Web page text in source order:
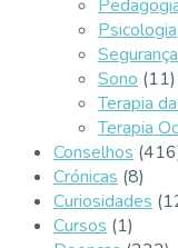
Psicologia
Sono (11)
Terapia
Terapia
Conselhos
Crónicas (8)
Curiosidades
Cursos (1)